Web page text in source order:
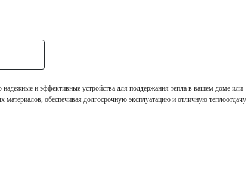
и эффективные устройства для поддержания тепла в вашем доме или
материалов, обеспечивая долгосрочную эксплуатацию и отличную теплоотдачу